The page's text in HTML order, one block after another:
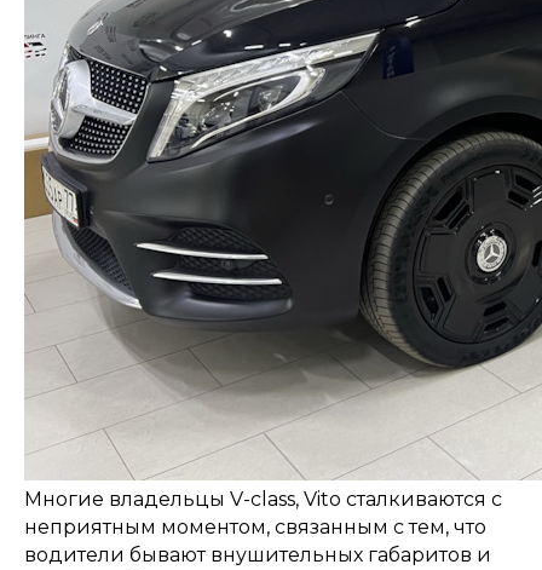
Многие владельцы V-class, Vito сталкиваются с
неприятным моментом, связанным с тем, что
водители бывают внушительных габаритов и